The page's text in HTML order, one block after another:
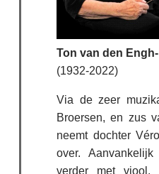
Ton van den
(1932-2022)
Via de zeer
Broersen, en zus
neemt dochter
over.
verder met viool.